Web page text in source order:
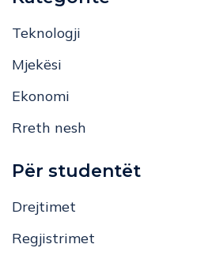
Teknologji
Mjekësi
Ekonomi
Rreth nesh
Për studentët
Drejtimet
Regjistrimet